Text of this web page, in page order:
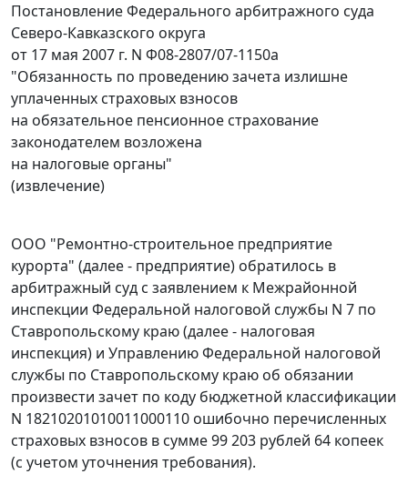
Постановление Федерального арбитражного суда
Северо-Кавказского округа
от 17 мая 2007 г. N Ф08-2807/07-1150а
"Обязанность по проведению зачета излишне
уплаченных страховых взносов
на обязательное пенсионное страхование
законодателем возложена
на налоговые органы"
(извлечение)
ООО "Ремонтно-строительное предприятие
курорта" (далее - предприятие) обратилось в
арбитражный суд с заявлением к Межрайонной
инспекции Федеральной налоговой службы N 7 по
Ставропольскому краю (далее - налоговая
инспекция) и Управлению Федеральной налоговой
службы по Ставропольскому краю об обязании
произвести зачет по коду бюджетной классификации
N 18210201010011000110 ошибочно перечисленных
страховых взносов в сумме 99 203 рублей 64 копеек
(с учетом уточнения требования).